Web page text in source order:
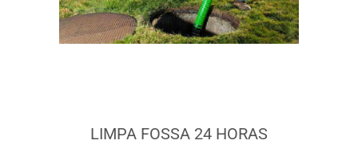
LIMPA FOSSA 24 HORAS